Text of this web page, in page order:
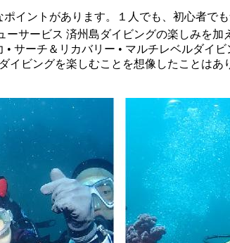
イントがあります。１人でも、初心者で
サービス 済州島ダイビングの楽しみを
サーチ＆リカバリー • マルチレベルダイ
ビングを楽しむことを想像したことは